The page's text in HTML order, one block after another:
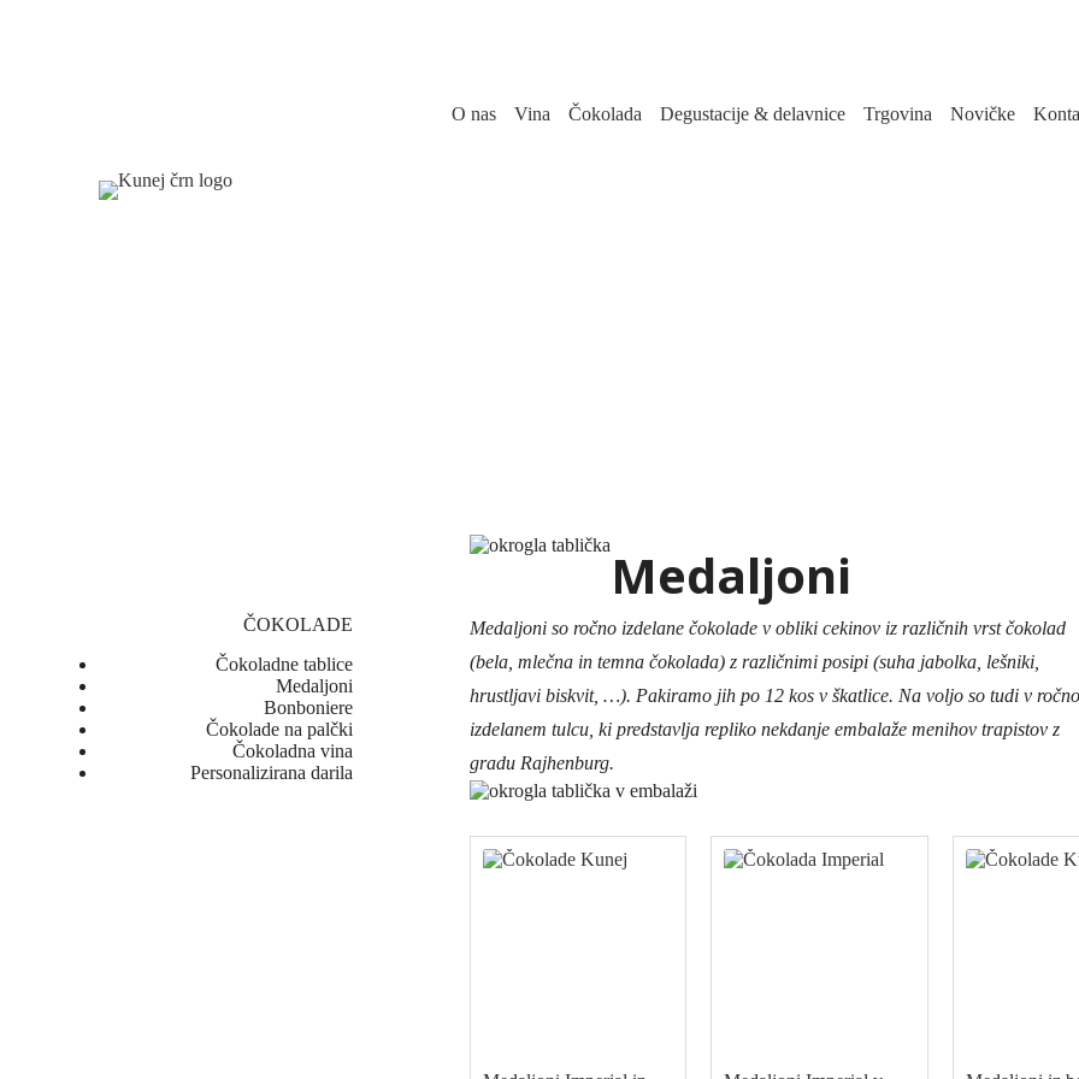
O nas Vina Čokolada Degustacije & delavnice Trgovina Novičke
Medaljoni
Medaljoni so ročno izdelane čokolade v obliki cekinov iz različnih vrst čokolad
(bela, mlečna in temna čokolada) z različnimi posipi (suha jabolka, lešniki,
hrustljavi biskvit, …). Pakiramo jih po 12 kos v škatlice. Na voljo so tudi v ročno
izdelanem tulcu, ki predstavlja repliko nekdanje embalaže menihov trapistov z
gradu Rajhenburg.
ČOKOLADE
Čokoladne tablice
Medaljoni
Bonboniere
Čokolade na palčki
Čokoladna vina
Personalizirana darila